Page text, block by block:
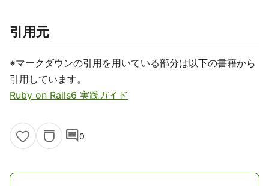
引用元
※マークダウンの引用を用いている部分は以下の書籍から
引用しています。
Ruby on Rails6 実践ガイド
comment0